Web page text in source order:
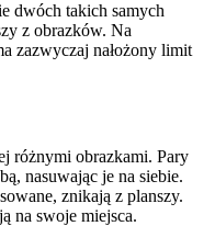
dwóch takich samych
z obrazków. Na
zazwyczaj nałożony limit
różnymi obrazkami. Pary
nasuwając je na siebie.
znikają z planszy.
na swoje miejsca.